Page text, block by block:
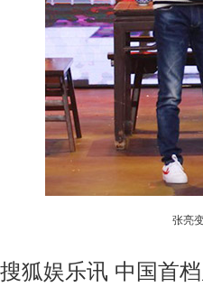
张亮
搜狐娱乐讯 中国首